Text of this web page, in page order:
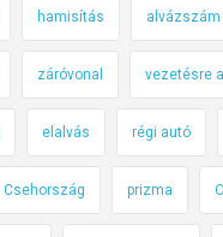
hamisítás alvázszám
záróvonal vezetésre
elalvás régi autó
Csehország prizma